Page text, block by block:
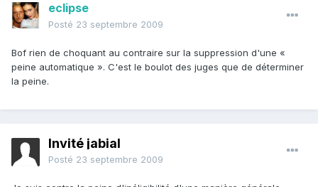
eclipse
Posté 23 septembre 2009
Bof rien de choquant au contraire sur la suppression d'une «
peine automatique ». C'est le boulot des juges que de déterminer
la peine.
Invité jabial
Posté 23 septembre 2009